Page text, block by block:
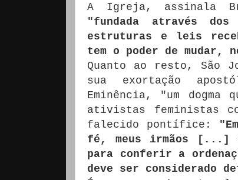
A Igreja, assinala
"fundada através dos
estruturas e leis
tem o poder de mudar,
Quanto ao resto, São
sua exortação
Eminência, "um
ativistas feministas
falecido pontífice:
fé, meus irmãos [...]
para conferir a
deve ser